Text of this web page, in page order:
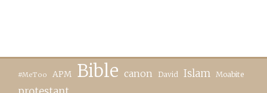
#MeToo APM Bible canon David Islam Moabite